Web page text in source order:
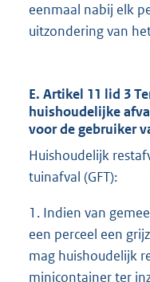
eenmaal nabij elk
uitzondering van
E. Artikel 11 lid 3
huishoudelijke
voor de gebruiker
Huishoudelijk
tuinafval (GFT):
1. Indien van
een perceel een
mag huishoudelijk
minicontainer ter